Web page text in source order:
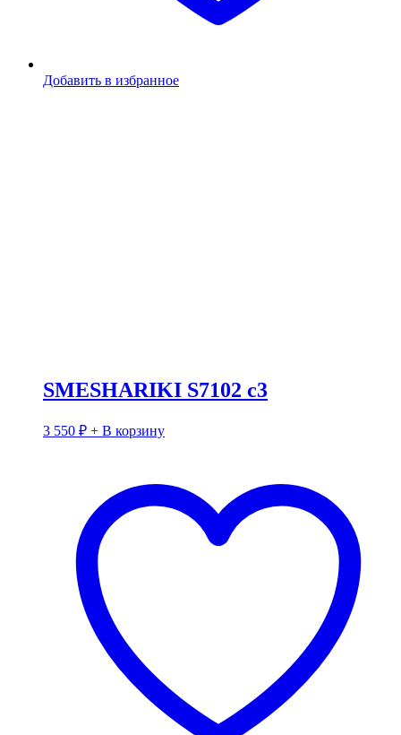
Добавить в избранное
SMESHARIKI S7102 c3
3 550 ₽ + В корзину